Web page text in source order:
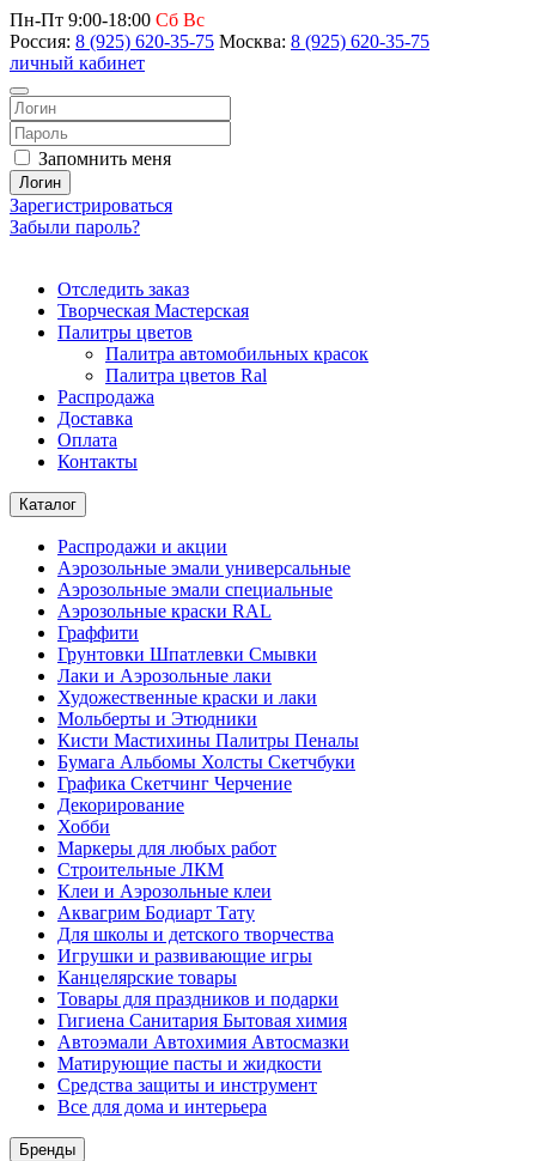
Пн-Пт 9:00-18:00 Сб Вс
Россия: 8 (925) 620-35-75 Москва: 8 (925) 620-35-75
личный кабинет
Запомнить меня
Логин
Зарегистрироваться
Забыли пароль?
Отследить заказ
Творческая Мастерская
Палитры цветов
Палитра автомобильных красок
Палитра цветов Ral
Распродажа
Доставка
Оплата
Контакты
Каталог
Распродажи и акции
Аэрозольные эмали универсальные
Аэрозольные эмали специальные
Аэрозольные краски RAL
Граффити
Грунтовки Шпатлевки Смывки
Лаки и Аэрозольные лаки
Художественные краски и лаки
Мольберты и Этюдники
Кисти Мастихины Палитры Пеналы
Бумага Альбомы Холсты Скетчбуки
Графика Скетчинг Черчение
Декорирование
Хобби
Маркеры для любых работ
Строительные ЛКМ
Клеи и Аэрозольные клеи
Аквагрим Бодиарт Тату
Для школы и детского творчества
Игрушки и развивающие игры
Канцелярские товары
Товары для праздников и подарки
Гигиена Санитария Бытовая химия
Автоэмали Автохимия Автосмазки
Матирующие пасты и жидкости
Средства защиты и инструмент
Все для дома и интерьера
Бренды